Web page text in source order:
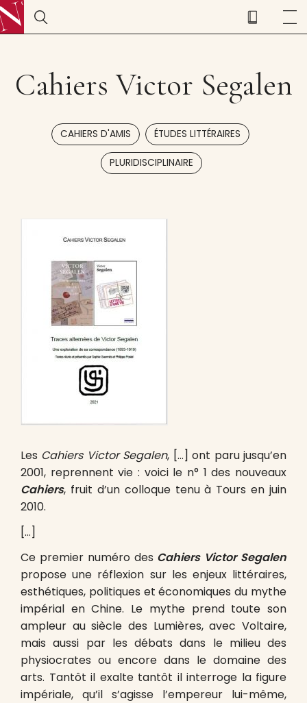
Cahiers Victor Segalen
CAHIERS D'AMIS , ÉTUDES LITTÉRAIRES
PLURIDISCIPLINAIRE
Les Cahiers Victor Segalen, […] ont paru jusqu’en
2001, reprennent vie : voici le n° 1 des nouveaux
Cahiers, fruit d’un colloque tenu à Tours en juin
2010.
[…]
Ce premier numéro des Cahiers Victor Segalen
propose une réflexion sur les enjeux littéraires,
esthétiques, politiques et économiques du mythe
impérial en Chine. Le mythe prend toute son
ampleur au siècle des Lumières, avec Voltaire,
mais aussi par les débats dans le milieu des
physiocrates ou encore dans le domaine des
arts. Tantôt il exalte tantôt il interroge la figure
impériale, qu’il s’agisse l’empereur lui-même,